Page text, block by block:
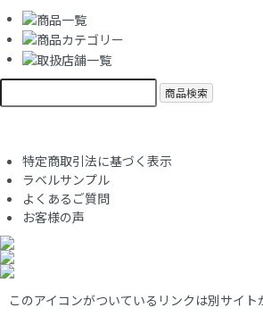
商品検索
特定商取引法に基づく表示
ラベルサンプル
よくあるご質問
お客様の声
このアイコンがついているリンクは別サイト